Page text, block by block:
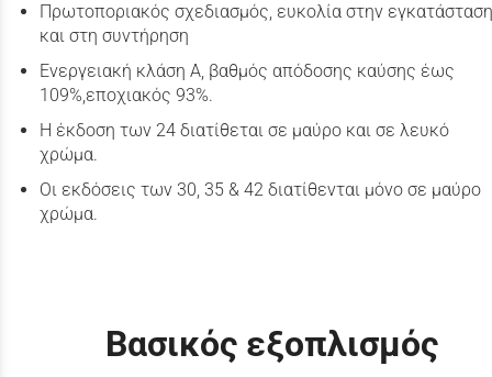
Πρωτοποριακός σχεδιασμός, ευκολία στην εγκατάσταση
και στη συντήρηση
Ενεργειακή κλάση Α, βαθμός απόδοσης καύσης έως
109%,εποχιακός 93%.
Η έκδοση των 24 διατίθεται σε μαύρο και σε λευκό
χρώμα.
Οι εκδόσεις των 30, 35 & 42 διατίθενται μόνο σε μαύρο
χρώμα.
Βασικός εξοπλισμός